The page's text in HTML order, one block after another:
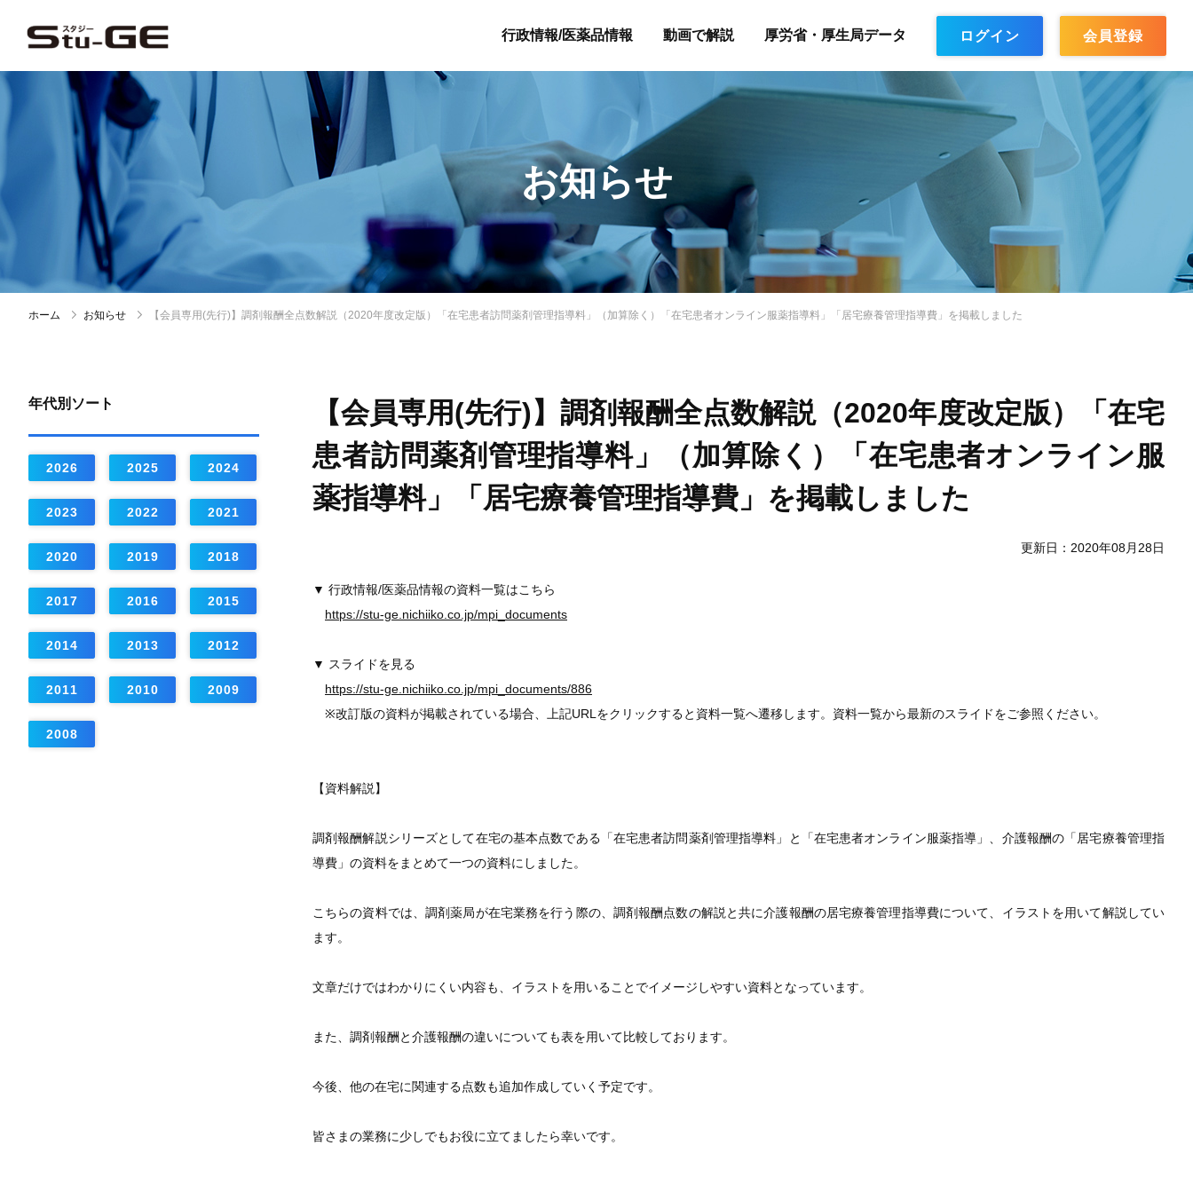
行政情報/医薬品情報 動画で解説 厚労省・厚生局データ ログイン 会員登録
お知らせ
ホーム お知らせ 【会員専用(先行)】調剤報酬全点数解説（2020年度改定版）「在宅患者訪問薬剤管理指導料」（加算除く）「在宅患者オンライン服薬指導料」「居宅療養管理指導費」を掲載しました
【会員専用(先行)】調剤報酬全点数解説（2020年度改定版）「在宅
患者訪問薬剤管理指導料」（加算除く）「在宅患者オンライン服
薬指導料」「居宅療養管理指導費」を掲載しました
更新日：2020年08月28日
▼ 行政情報/医薬品情報の資料一覧はこちら
https://stu-ge.nichiiko.co.jp/mpi_documents
▼ スライドを見る
https://stu-ge.nichiiko.co.jp/mpi_documents/886
※改訂版の資料が掲載されている場合、上記URLをクリックすると資料一覧へ遷移します。資料一覧から最新のスライドをご参照ください。
【資料解説】
調剤報酬解説シリーズとして在宅の基本点数である「在宅患者訪問薬剤管理指導料」と「在宅患者オンライン服薬指導」、介護報酬の「居宅療養管理指
導費」の資料をまとめて一つの資料にしました。
こちらの資料では、調剤薬局が在宅業務を行う際の、調剤報酬点数の解説と共に介護報酬の居宅療養管理指導費について、イラストを用いて解説してい
ます。
文章だけではわかりにくい内容も、イラストを用いることでイメージしやすい資料となっています。
また、調剤報酬と介護報酬の違いについても表を用いて比較しております。
今後、他の在宅に関連する点数も追加作成していく予定です。
皆さまの業務に少しでもお役に立てましたら幸いです。
年代別ソート
2026 2025 2024
2023 2022 2021
2020 2019 2018
2017 2016 2015
2014 2013 2012
2011 2010 2009
2008